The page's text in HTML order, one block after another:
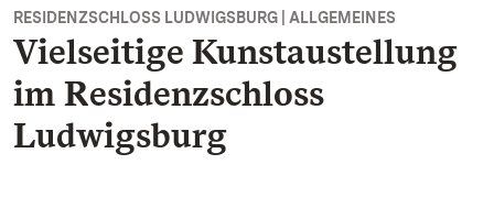
RESIDENZSCHLOSS LUDWIGSBURG | ALLGEMEINES
Vielseitige Kunstaustellung
im Residenzschloss
Ludwigsburg